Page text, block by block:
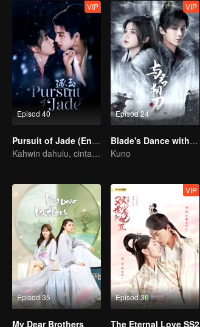
Episod 40
VIP
Pursuit of Jade (English Ver.)
Kahwin dahulu, cinta kemudian!
Episod 24
VIP
Blade's Dance with You
Kuno
Episod 35
My Dear Brothers
Episod 30
VIP
The Eternal Love SS2